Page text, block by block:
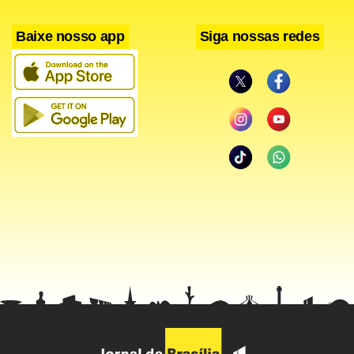
Por ter estado no meio da multidão do show de Nice, o
chapéu arrematado apresentava alguns danos, além de ter
perdido a etiqueta da marca.
Baixe nosso app Siga nossas redes